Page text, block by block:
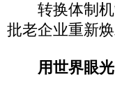
转换体制机
批老企业重新焕
用世界眼